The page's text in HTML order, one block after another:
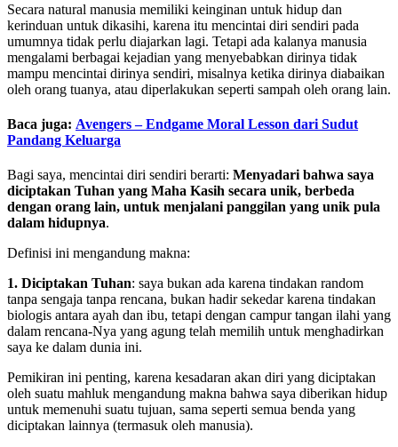
Secara natural manusia memiliki keinginan untuk hidup dan
kerinduan untuk dikasihi, karena itu mencintai diri sendiri pada
umumnya tidak perlu diajarkan lagi. Tetapi ada kalanya manusia
mengalami berbagai kejadian yang menyebabkan dirinya tidak
mampu mencintai dirinya sendiri, misalnya ketika dirinya diabaikan
oleh orang tuanya, atau diperlakukan seperti sampah oleh orang lain.
Baca juga: Avengers – Endgame Moral Lesson dari Sudut
Pandang Keluarga
Bagi saya, mencintai diri sendiri berarti: Menyadari bahwa saya
diciptakan Tuhan yang Maha Kasih secara unik, berbeda
dengan orang lain, untuk menjalani panggilan yang unik pula
dalam hidupnya.
Definisi ini mengandung makna:
1. Diciptakan Tuhan: saya bukan ada karena tindakan random
tanpa sengaja tanpa rencana, bukan hadir sekedar karena tindakan
biologis antara ayah dan ibu, tetapi dengan campur tangan ilahi yang
dalam rencana-Nya yang agung telah memilih untuk menghadirkan
saya ke dalam dunia ini.
Pemikiran ini penting, karena kesadaran akan diri yang diciptakan
oleh suatu mahluk mengandung makna bahwa saya diberikan hidup
untuk memenuhi suatu tujuan, sama seperti semua benda yang
diciptakan lainnya (termasuk oleh manusia).